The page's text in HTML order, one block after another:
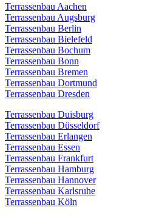
Terrassenbau Aachen
Terrassenbau Augsburg
Terrassenbau Berlin
Terrassenbau Bielefeld
Terrassenbau Bochum
Terrassenbau Bonn
Terrassenbau Bremen
Terrassenbau Dortmund
Terrassenbau Dresden
Terrassenbau Duisburg
Terrassenbau Düsseldorf
Terrassenbau Erlangen
Terrassenbau Essen
Terrassenbau Frankfurt
Terrassenbau Hamburg
Terrassenbau Hannover
Terrassenbau Karlsruhe
Terrassenbau Köln